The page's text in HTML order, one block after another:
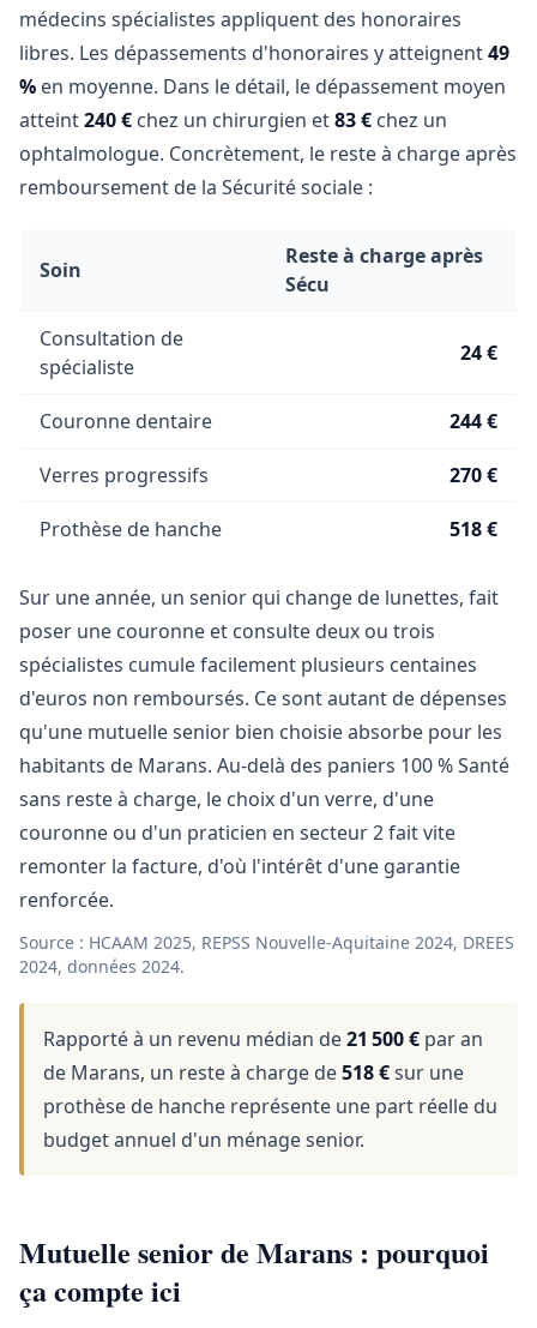
médecins spécialistes appliquent des honoraires
libres. Les dépassements d'honoraires y atteignent49
% en moyenne. Dans le détail, le dépassement moyen
atteint240 € chez un chirurgien et83 € chez un
ophtalmologue. Concrètement, le reste à charge après
remboursement de la Sécurité sociale :
Soin
Reste à charge après
Sécu
Consultation de
spécialiste
24 €
Couronne dentaire 244 €
Verres progressifs 270 €
Prothèse de hanche 518 €
Sur une année, un senior qui change de lunettes, fait
poser une couronne et consulte deux ou trois
spécialistes cumule facilement plusieurs centaines
d'euros non remboursés. Ce sont autant de dépenses
qu'une mutuelle senior bien choisie absorbe pour les
habitants de Marans. Au-delà des paniers 100 % Santé
sans reste à charge, le choix d'un verre, d'une
couronne ou d'un praticien en secteur 2 fait vite
remonter la facture, d'où l'intérêt d'une garantie
renforcée.
Source : HCAAM 2025, REPSS Nouvelle-Aquitaine 2024, DREES
2024, données 2024.
Rapporté à un revenu médian de21 500 € par an
de Marans, un reste à charge de518 €sur une
prothèse de hanche représente une part réelle du
budget annuel d'un ménage senior.
Mutuelle senior de Marans : pourquoi
ça compte ici